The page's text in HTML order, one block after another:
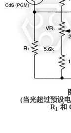
(当光超过预设
R1 和